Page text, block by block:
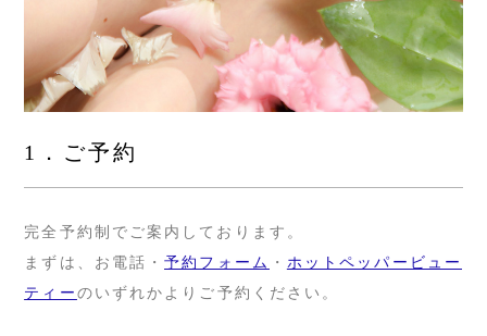
1．ご予約
完全予約制でご案内しております。
まずは、お電話・予約フォーム ・ ホットペッパービュー
ティー のいずれかよりご予約ください。